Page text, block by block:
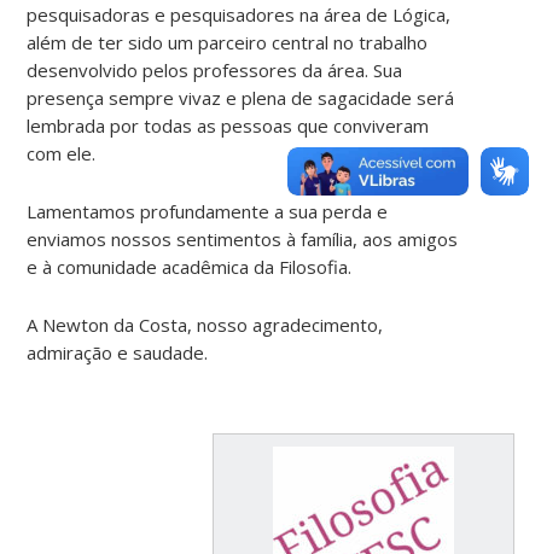
pesquisadoras e pesquisadores na área de Lógica,
além de ter sido um parceiro central no trabalho
desenvolvido pelos professores da área. Sua
presença sempre vivaz e plena de sagacidade será
lembrada por todas as pessoas que conviveram
com ele.
Lamentamos profundamente a sua perda e
enviamos nossos sentimentos à família, aos amigos
e à comunidade acadêmica da Filosofia.
A Newton da Costa, nosso agradecimento,
admiração e saudade.